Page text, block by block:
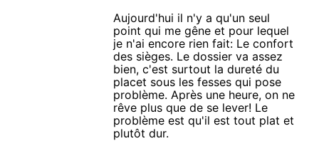
Aujourd'hui il n'y a qu'un seul
point qui me gêne et pour lequel
je n'ai encore rien fait: Le confort
des sièges. Le dossier va assez
bien, c'est surtout la dureté du
placet sous les fesses qui pose
problème. Après une heure, on ne
rêve plus que de se lever! Le
problème est qu'il est tout plat et
plutôt dur.